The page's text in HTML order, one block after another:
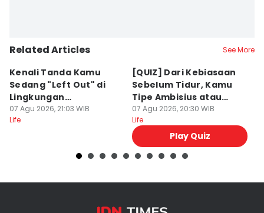
Related Articles See More
Kenali Tanda Kamu
Sedang "Left Out" di
Lingkungan
Pertemanan
07 Agu 2026, 21:03 WIB
Life
[QUIZ] Dari Kebiasaan
Sebelum Tidur, Kamu
Tipe Ambisius atau
Santai?
07 Agu 2026, 20:30 WIB
Life
Play Quiz